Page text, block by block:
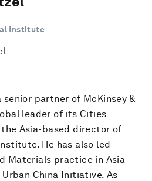
Institute
senior partner of McKinsey &
leader of its Cities
Asia-based director of
He has also led
Materials practice in Asia
China Initiative. As